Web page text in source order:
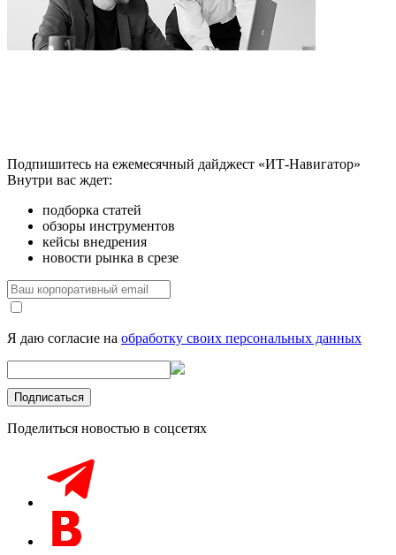
Подпишитесь на ежемесячный дайджест «ИТ-Навигатор»
Внутри вас ждет:
подборка статей
обзоры инструментов
кейсы внедрения
новости рынка в срезе
Я даю согласие на обработку своих персональных данных
Поделиться новостью в соцсетях